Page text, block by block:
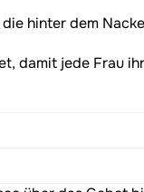
hinter dem
damit jede Frau